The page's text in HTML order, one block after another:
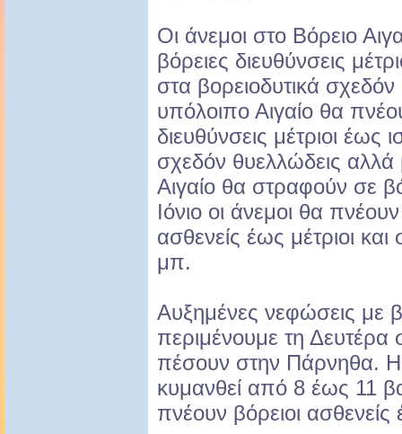
Οι άνεμοι στο Βόρειο
βόρειες διευθύνσεις
στα βορειοδυτικά
υπόλοιπο Αιγαίο θα
διευθύνσεις μέτριοι έως
σχεδόν θυελλώδεις αλλά
Αιγαίο θα στραφούν σε
Ιόνιο οι άνεμοι θα πνέουν
ασθενείς έως μέτριοι και
μπ.
Αυξημένες νεφώσεις με
περιμένουμε τη Δευτέρα
πέσουν στην Πάρνηθα.
κυμανθεί από 8 έως 11
πνέουν βόρειοι ασθενείς